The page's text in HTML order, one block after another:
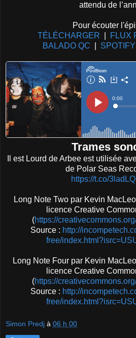
attendu de
Pour écouter
TÉLÉCHARGER
FLUX
BALADO QC
SPOTIFY
Trames
Il est Lourd de Arbee est utilisée
de Polar Seas
https://t.co/
Long Note Two par Kevin
licence Creative
(https://
Source : http://
free/
Long Note Four par Kevin
licence Creative
(https://
Source : http://
free/
Simon Predj à 06 h 00